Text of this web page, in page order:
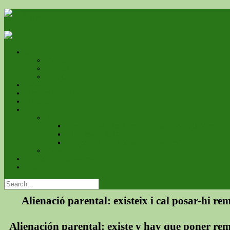
Alienació parental: existeix i cal posar-hi
Alienación parental: existe y hay que poner